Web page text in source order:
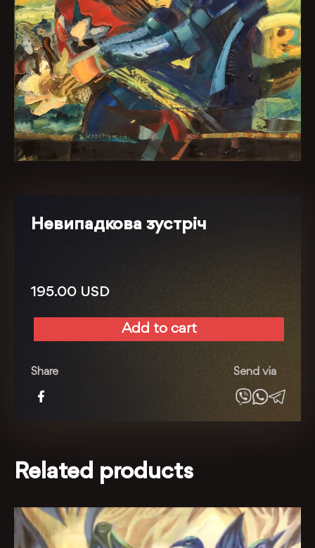
Невипадкова зустріч
195.00 USD
quantity
Add to cart
Share Send via
Related products